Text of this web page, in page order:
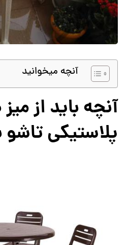
آنچه میخوانید
آنچه باید از
پلاستیکی تاشو